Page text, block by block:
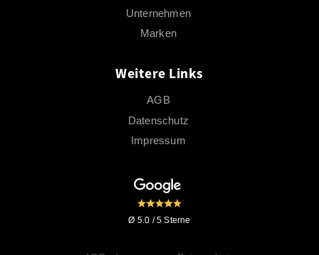
Unternehmen
Marken
Weitere Links
AGB
Datenschutz
Impressum
Ø 5.0 / 5 Sterne